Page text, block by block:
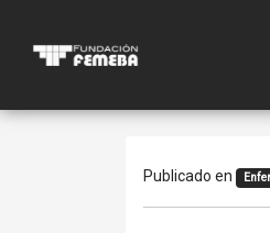
Publicado en